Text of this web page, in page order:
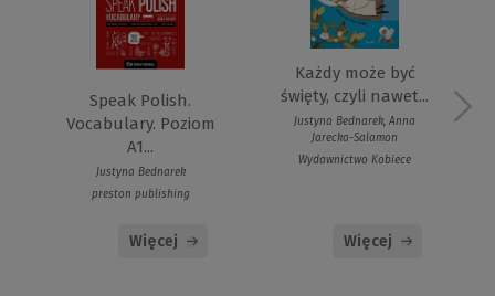
Speak Polish.
Vocabulary. Poziom
A1...
Justyna Bednarek
preston publishing
Więcej
Każdy może być
święty, czyli nawet...
Justyna Bednarek, Anna
Jarecka-Salamon
Wydawnictwo Kobiece
Więcej